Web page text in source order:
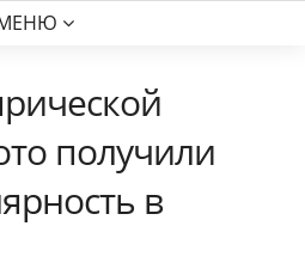
получили
в